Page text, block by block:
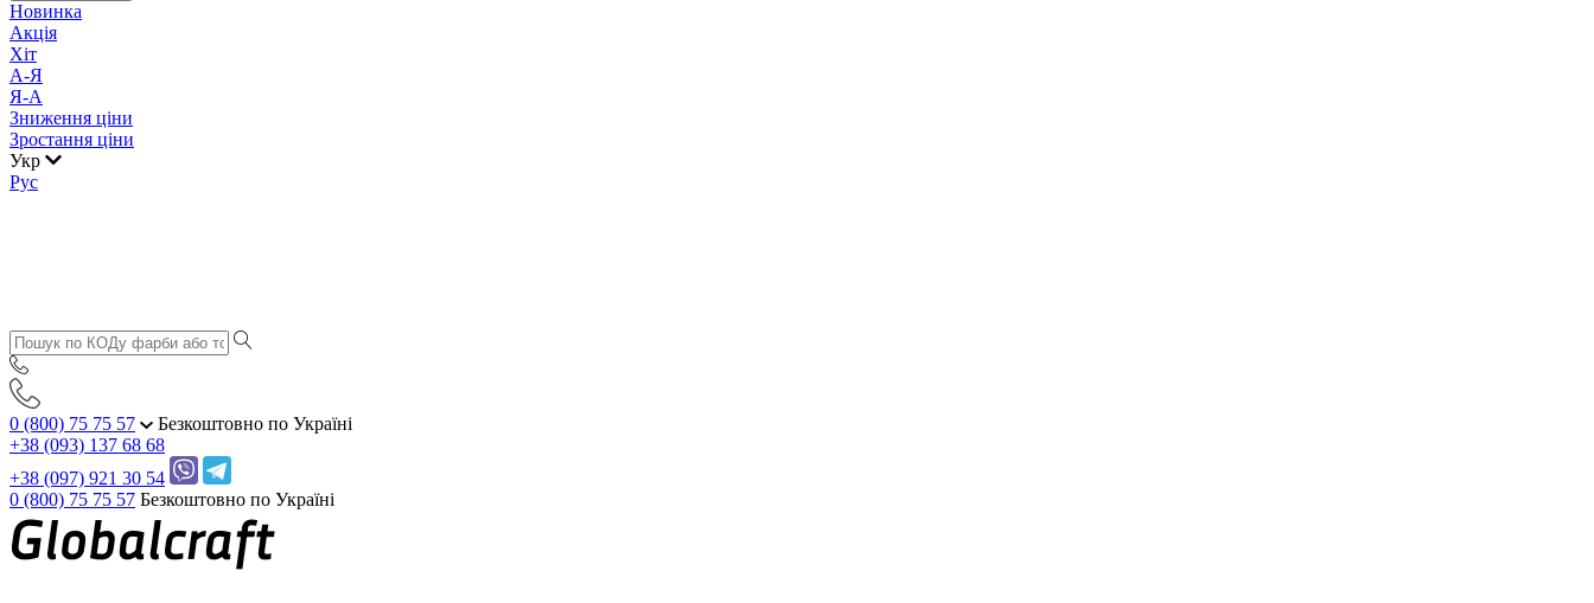
Новинка
Акція
Хіт
А-Я
Я-А
Зниження ціни
Зростання ціни
Укр
Рус
0 (800) 75 75 57
Безкоштовно по Україні
+38 (093) 137 68 68
+38 (097) 921 30 54
0 (800) 75 75 57 Безкоштовно по Україні